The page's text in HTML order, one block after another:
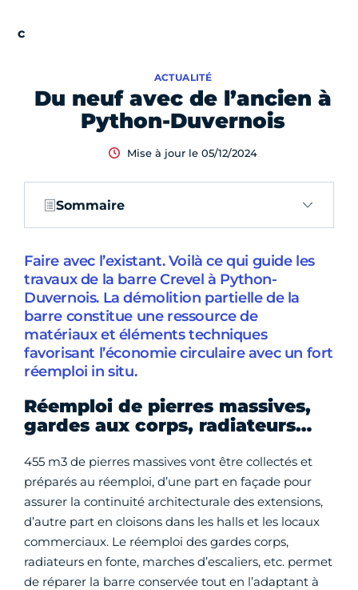
Du neuf avec de l’ancien à
Python-Duvernois
ACTUALITÉ
Mise à jour le 05/12/2024
Sommaire
Faire avec l’existant. Voilà ce qui guide les
travaux de la barre Crevel à Python-
Duvernois. La démolition partielle de la
barre constitue une ressource de
matériaux et éléments techniques
favorisant l’économie circulaire avec un fort
réemploi in situ.
Réemploi de pierres massives,
gardes aux corps, radiateurs…
455 m3 de pierres massives vont être collectés et
préparés au réemploi, d’une part en façade pour
assurer la continuité architecturale des extensions,
d’autre part en cloisons dans les halls et les locaux
commerciaux. Le réemploi des gardes corps,
radiateurs en fonte, marches d’escaliers, etc. permet
de réparer la barre conservée tout en l’adaptant à